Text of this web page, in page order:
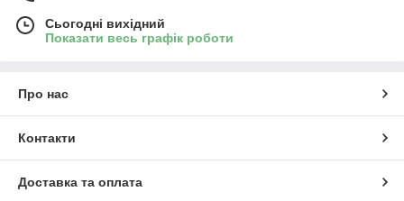
Сьогодні вихідний
Показати весь графік роботи
Про нас
Контакти
Доставка та оплата